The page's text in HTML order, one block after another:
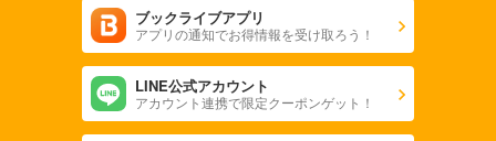
ブックライブアプリ
アプリの通知でお得情報を受け取ろう！
LINE公式アカウント
アカウント連携で限定クーポンゲット！